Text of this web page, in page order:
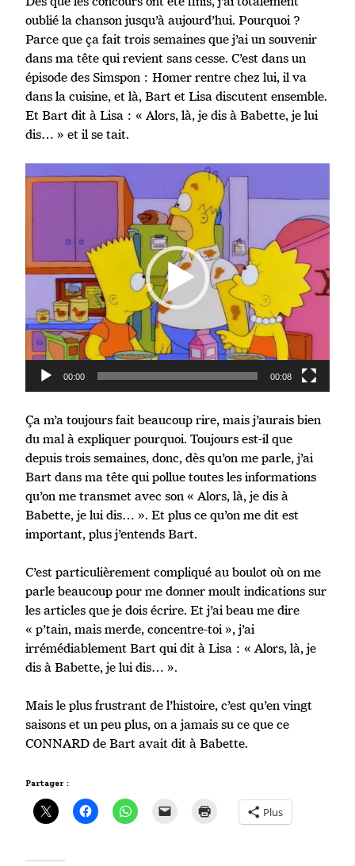
oublié la chanson jusqu’à aujourd’hui. Pourquoi ?
Parce que ça fait trois semaines que j’ai un souvenir
dans ma tête qui revient sans cesse. C’est dans un
épisode des Simspon : Homer rentre chez lui, il va
dans la cuisine, et là, Bart et Lisa discutent ensemble.
Et Bart dit à Lisa : « Alors, là, je dis à Babette, je lui
dis… » et il se tait.
Lecteur
00:00 00:08
Ça m’a toujours fait beaucoup rire, mais j’aurais bien
du mal à expliquer pourquoi. Toujours est-il que
depuis trois semaines, donc, dès qu’on me parle, j’ai
Bart dans ma tête qui pollue toutes les informations
qu’on me transmet avec son « Alors, là, je dis à
Babette, je lui dis… ». Et plus ce qu’on me dit est
important, plus j’entends Bart.
C’est particulièrement compliqué au boulot où on me
parle beaucoup pour me donner moult indications sur
les articles que je dois écrire. Et j’ai beau me dire
« p’tain, mais merde, concentre-toi », j’ai
irrémédiablement Bart qui dit à Lisa : « Alors, là, je
dis à Babette, je lui dis… ».
Mais le plus frustrant de l’histoire, c’est qu’en vingt
saisons et un peu plus, on a jamais su ce que ce
CONNARD de Bart avait dit à Babette.
Partager :
Plus